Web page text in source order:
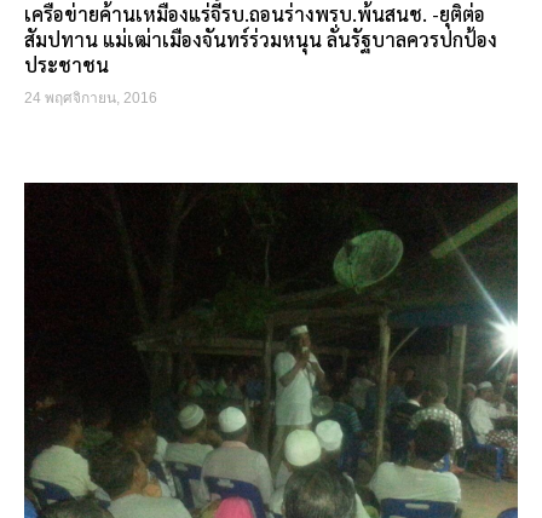
เครือข่ายค้านเหมืองแร่จี้รบ.ถอนร่างพรบ.พ้นสนช. -ยุติต่อ
สัมปทาน แม่เฒ่าเมืองจันทร์ร่วมหนุน ลั่นรัฐบาลควรปกป้อง
ประชาชน
24 พฤศจิกายน, 2016